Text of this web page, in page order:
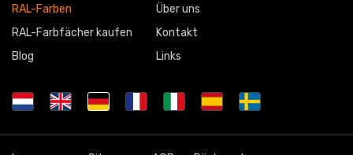
RAL-Farben
RAL-Farbfächer kaufen
Blog
Über uns
Kontakt
Links